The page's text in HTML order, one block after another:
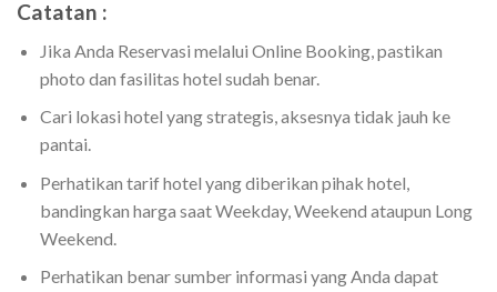
Catatan :
Jika Anda Reservasi melalui Online Booking, pastikan
photo dan fasilitas hotel sudah benar.
Cari lokasi hotel yang strategis, aksesnya tidak jauh ke
pantai.
Perhatikan tarif hotel yang diberikan pihak hotel,
bandingkan harga saat Weekday, Weekend ataupun Long
Weekend.
Perhatikan benar sumber informasi yang Anda dapat